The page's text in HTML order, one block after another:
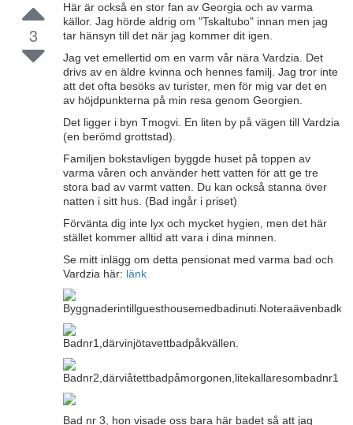
3
Här är också en stor fan av Georgia och av varma
källor. Jag hörde aldrig om "Tskaltubo" innan men jag
tar hänsyn till det när jag kommer dit igen.
Jag vet emellertid om en varm vår nära Vardzia. Det
drivs av en äldre kvinna och hennes familj. Jag tror inte
att det ofta besöks av turister, men för mig var det en
av höjdpunkterna på min resa genom Georgien.
Det ligger i byn Tmogvi. En liten by på vägen till Vardzia
(en berömd grottstad).
Familjen bokstavligen byggde huset på toppen av
varma våren och använder hett vatten för att ge tre
stora bad av varmt vatten. Du kan också stanna över
natten i sitt hus. (Bad ingår i priset)
Förvänta dig inte lyx och mycket hygien, men det här
stället kommer alltid att vara i dina minnen.
Se mitt inlägg om detta pensionat med varma bad och
Vardzia här: länk
Badnr1,därvinjötavettbadpåkvällen.
Badnr2,därviåtettbadpåmorgonen,litekallaresombadnr1
Bad nr 3, hon visade oss bara här badet så att jag